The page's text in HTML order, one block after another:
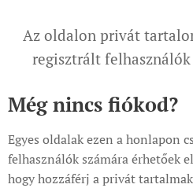
Az oldalon privát
regisztrált
Még nincs fiókod?
Egyes oldalak ezen a honlapon
felhasználók számára érhetőek
hogy hozzáférj a privát